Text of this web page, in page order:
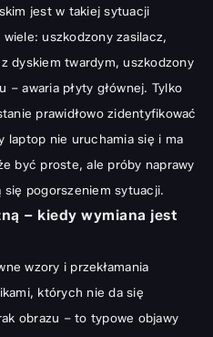
jest w takiej sytuacji
uszkodzony zasilacz,
dyskiem twardym, uszkodzony
– awaria płyty głównej. Tylko
prawidłowo zidentyfikować
laptop nie uruchamia się i ma
być proste, ale próby naprawy
się pogorszeniem sytuacji.
– kiedy wymiana jest
wzory i przekłamania
których nie da się
obrazu – to typowe objawy